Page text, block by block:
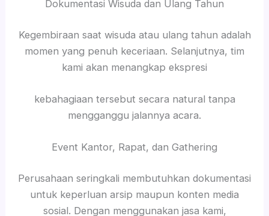
Dokumentasi Wisuda dan Ulang Tahun
Kegembiraan saat wisuda atau ulang tahun adalah
momen yang penuh keceriaan. Selanjutnya, tim
kami akan menangkap ekspresi
kebahagiaan tersebut secara natural tanpa
mengganggu jalannya acara.
Event Kantor, Rapat, dan Gathering
Perusahaan seringkali membutuhkan dokumentasi
untuk keperluan arsip maupun konten media
sosial. Dengan menggunakan jasa kami,